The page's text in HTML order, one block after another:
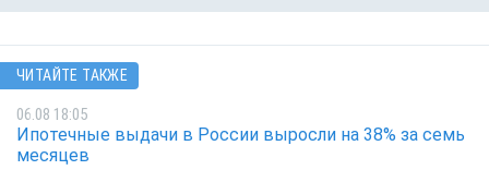
ЧИТАЙТЕ ТАКЖЕ
06.08 18:05
Ипотечные выдачи в России выросли на 38% за семь
месяцев